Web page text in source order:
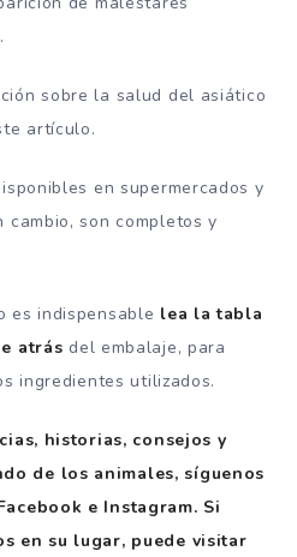
sobre la salud del asiático
artículo.
en supermercados y
cambio, son completos y
es indispensable lea la tabla
atrás del embalaje, para
ingredientes utilizados.
historias, consejos y
de los animales, síguenos
e Instagram. Si
en su lugar, puede visitar